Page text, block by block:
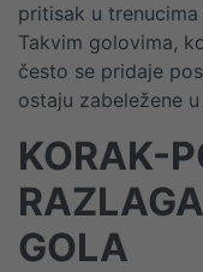
pritisak u
Takvim golovima,
često se pridaje
ostaju zabeležene
KORAK-
GOLA